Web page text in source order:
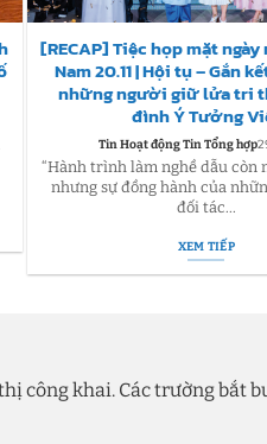
[RECAP] Tiệc họp mặt
Nam 20.11 | Hội tụ – Gắn
những người giữ lửa tri
đình Ý Tưởng
Tin Hoạt động Tin Tổng hợp
“Hành trình làm nghề dẫu còn
nhưng sự đồng hành của
đối tác...
XEM TIẾP
công khai. Các trường bắt